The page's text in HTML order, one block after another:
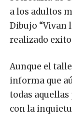
a los adultos
Dibujo “Vivan
realizado
Aunque el
informa que
todas aquellas
con la